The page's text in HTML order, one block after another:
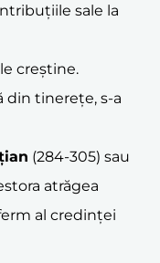
sale la
creștine.
din tinerețe, s-a
(284-305) sau
atrăgea
al credinței